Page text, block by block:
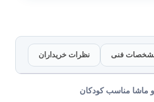
فنی نظرات خریداران
مناسب کودکان